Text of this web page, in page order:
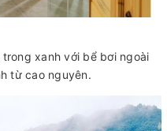
xanh với bể bơi ngoài
từ cao nguyên.